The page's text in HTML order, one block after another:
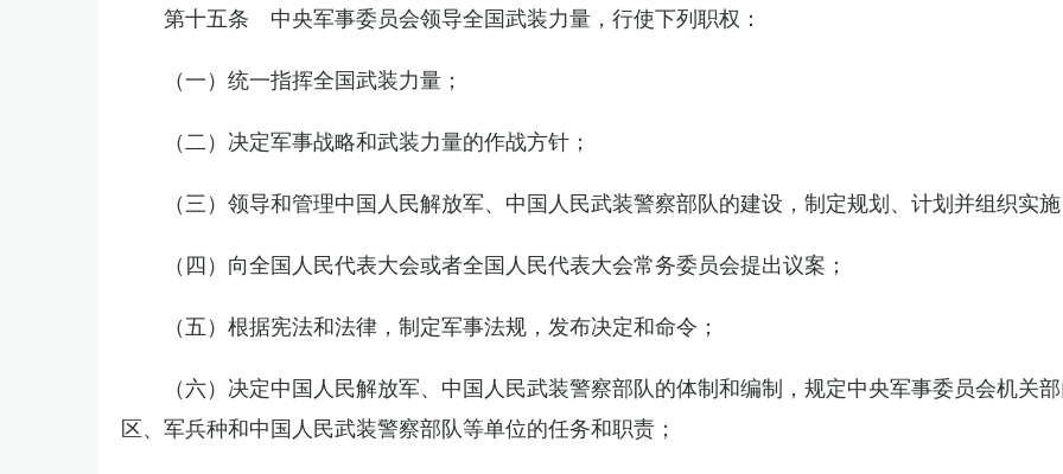
第十五条 中央军事委员会领导全国武装力量，行使下列职权：
（一）统一指挥全国武装力量；
（二）决定军事战略和武装力量的作战方针；
（三）领导和管理中国人民解放军、中国人民武装警察部队的建设，制定规划、计划并组织实
（四）向全国人民代表大会或者全国人民代表大会常务委员会提出议案；
（五）根据宪法和法律，制定军事法规，发布决定和命令；
（六）决定中国人民解放军、中国人民武装警察部队的体制和编制，规定中央军事委员会机关
区、军兵种和中国人民武装警察部队等单位的任务和职责；